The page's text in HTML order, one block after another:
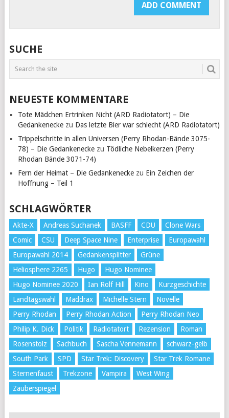
SUCHE
NEUESTE KOMMENTARE
Tote Mädchen Ertrinken Nicht (ARD Radiotatort) – Die
Gedankeneckezu Das letzte Bier war schlecht (ARD Radiotatort)
Trippelschritte in allen Universen (Perry Rhodan-Bände 3075-
78) – Die Gedankeneckezu Tödliche Nebelkerzen (Perry
Rhodan Bände 3071-74)
Fern der Heimat – Die Gedankeneckezu Ein Zeichen der
Hoffnung – Teil 1
SCHLAGWÖRTER
Akte-X Andreas Suchanek BASFF CDU
Clone Wars
Comic
CSU Deep Space Nine Enterprise
Europawahl
Europawahl 2014
Gedankensplitter
Grüne
Heliosphere 2265
Hugo
Hugo Nominee
Hugo Nominee 2020
Ian Rolf Hill Kino
Kurzgeschichte
Landtagswahl
Maddrax Michelle Stern
Novelle
Perry Rhodan
Perry Rhodan Action
Perry Rhodan Neo
Philip K. Dick
Politik Radiotatort Rezension
Roman
Rosenstolz
Sachbuch Sascha Vennemann
schwarz-gelb
South Park
SPD Star Trek: Discovery
Star Trek Romane
Sternenfaust
Trekzone Vampira
West Wing
Zauberspiegel